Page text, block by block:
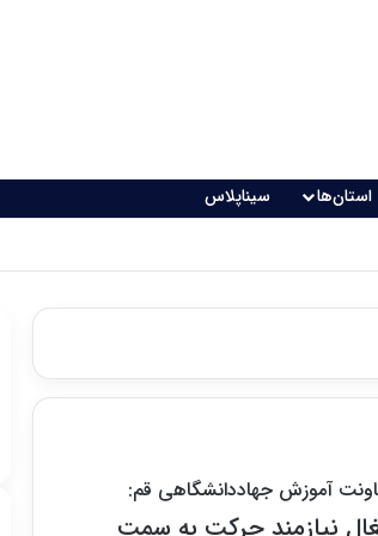
استان‌ها سیناپلاس
آموزش جهاددانشگاهی قم:
نیازمند حرکت به سمت